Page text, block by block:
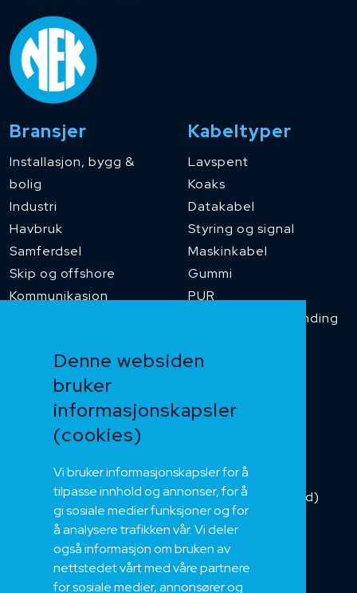
Denne websiden
bruker
informasjonskapsler
(cookies)
Vi bruker informasjonskapsler for å
tilpasse innhold og annonser, for å
gi sosiale medier funksjoner og for
å analysere trafikken vår. Vi deler
også informasjon om bruken av
nettstedet vårt med våre partnere
for sosiale medier, annonsører og
Bransjer
Installasjon, bygg &
bolig
Industri
Havbruk
Samferdsel
Skip og offshore
Kommunikasjon
Kabeltyper
Lavspent
Koaks
Datakabel
Styring og signal
Maskinkabel
Gummi
PUR
Temperaturbestanding
Heis og kran
Kategorikabel
Installasjonskabel
Kombikabel (Hybrid)
DNV sertifisert
Tilbehør